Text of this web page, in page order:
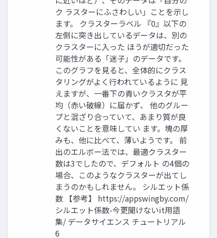
ク ラスターにふさわしい」ことを示し
ます。 クラスターラベル 『0』以下の
左側に突き出しているデータは、別の
クラスターに入った ほうが適切だった
可能性がある「迷子」のデータです。
このグラフを見ると、全体的にクラス
タリングがよく行われているように 見
えますが、一番下の青いクラスタが平
均（赤い破線）に届かず、 他のグルー
プと混ざり合っていて、あまり質が良
くないことを意味してい ます。塊の厚
みも、他に比べて、薄いようです。 前
出のエルボー法では、最適クラスター
数は3でしたので、デフォルト の4個の
場合、このようなクラスターが出てし
まうのかもしれません。 シルエット係
数 【参考】 https://appswingby.com/
シルエット係数-今更聞けないit用語
集/ データサイエンス チュートリアル
6